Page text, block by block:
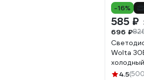
-16%
585 ₽
696 ₽
Wolta
серый
4.5